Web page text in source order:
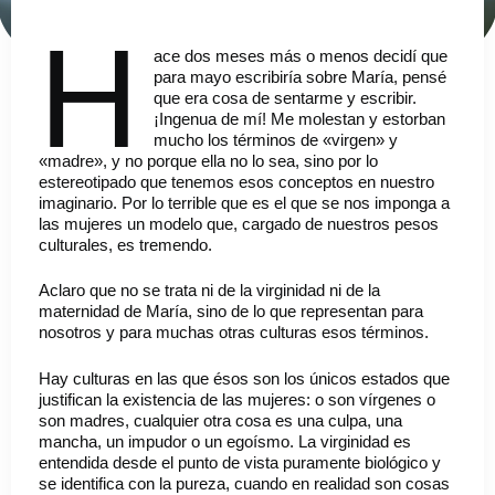
H
ace dos meses más o menos decidí que
para mayo escribiría sobre María, pensé
que era cosa de sentarme y escribir.
¡Ingenua de mí! Me molestan y estorban
mucho los términos de «virgen» y
«madre», y no porque ella no lo sea, sino por lo
estereotipado que tenemos esos conceptos en nuestro
imaginario. Por lo terrible que es el que se nos imponga a
las mujeres un modelo que, cargado de nuestros pesos
culturales, es tremendo.
Aclaro que no se trata ni de la virginidad ni de la
maternidad de María, sino de lo que representan para
nosotros y para muchas otras culturas esos términos.
Hay culturas en las que ésos son los únicos estados que
justifican la existencia de las mujeres: o son vírgenes o
son madres, cualquier otra cosa es una culpa, una
mancha, un impudor o un egoísmo. La virginidad es
entendida desde el punto de vista puramente biológico y
se identifica con la pureza, cuando en realidad son cosas